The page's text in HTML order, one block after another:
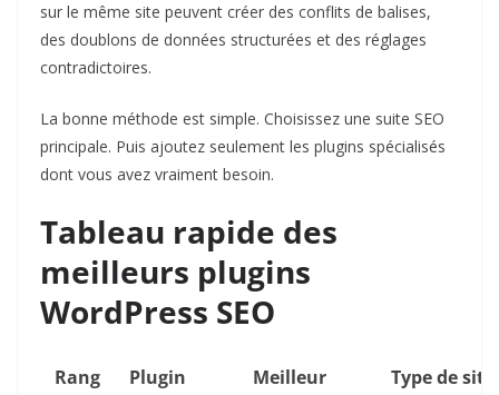
sur le même site peuvent créer des conflits de balises,
des doublons de données structurées et des réglages
contradictoires.
La bonne méthode est simple. Choisissez une suite SEO
principale. Puis ajoutez seulement les plugins spécialisés
dont vous avez vraiment besoin.
Tableau rapide des
meilleurs plugins
WordPress SEO
Rang Plugin
Meilleur
Type de site